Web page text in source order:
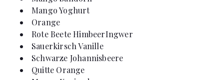
Mango Yoghurt
Orange
Rote Beete HimbeerIngwer
Sauerkirsch Vanille
Schwarze Johannisbeere
Quitte Orange